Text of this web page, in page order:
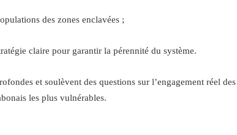
des zones enclavées ;
claire pour garantir la pérennité du système.
et soulèvent des questions sur l’engagement réel des
les plus vulnérables.